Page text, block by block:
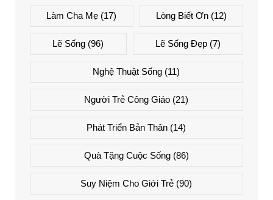
Làm Cha Mẹ (17) Lòng Biết Ơn(12)
Lẽ Sống (96) Lẽ Sống Đẹp(7)
Nghệ Thuật Sống (11)
Người Trẻ Công Giáo (21)
Phát Triển Bản Thân (14)
Quà Tặng Cuộc Sống(86)
Suy Niệm Cho Giới Trẻ (90)